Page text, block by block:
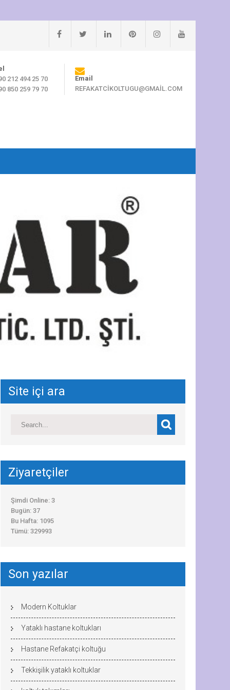
212 494 25 70
850 259 79 70
Email
REFAKATCIKOLTUGU@GMAIL.COM
Site içi ara
Ziyaretçiler
Şimdi Online: 3
Bugün: 37
Bu Hafta: 1095
Tümü: 329993
Son yazılar
Modern Koltuklar
Yataklı hastane koltukları
Hastane Refakatçi koltuğu
Tekkişilik yataklı koltuklar